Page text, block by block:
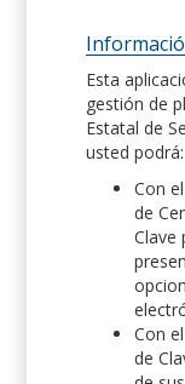
Esta
gestión de
Estatal de
usted podrá:
Con
de
Clave
Con
de